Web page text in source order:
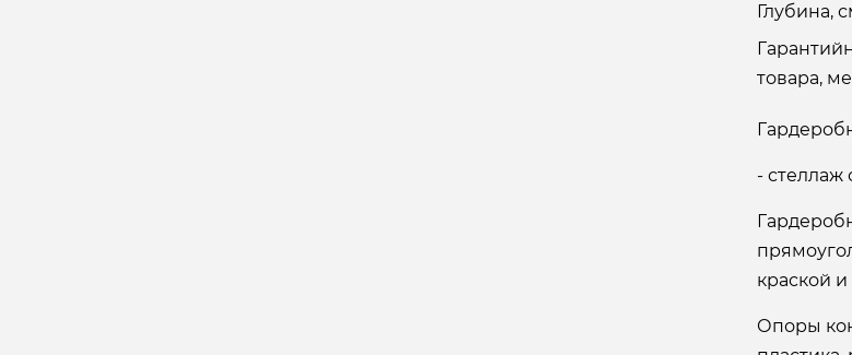
Глубина,
товара,
- стеллаж
краской
Опоры